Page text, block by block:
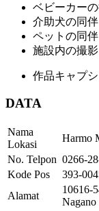
ベビーカー
介助犬の同伴
ペットの同伴
施設内の撮
作品キャプ
DATA
Nama
Lokasi
Harmo
No. Telpon 0266-
Kode Pos
393-
Alamat
10616-
Nagano